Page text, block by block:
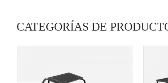
CATEGORÍAS DE